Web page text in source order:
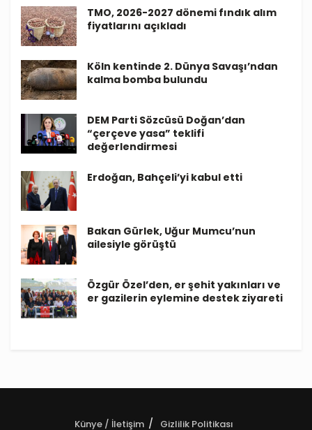
TMO, 2026-2027 dönemi fındık alım
fiyatlarını açıkladı
Köln kentinde 2. Dünya Savaşı’ndan
kalma bomba bulundu
DEM Parti Sözcüsü Doğan’dan
“çerçeve yasa” teklifi
değerlendirmesi
Erdoğan, Bahçeli’yi kabul etti
Bakan Gürlek, Uğur Mumcu’nun
ailesiyle görüştü
Özgür Özel’den, er şehit yakınları ve
er gazilerin eylemine destek ziyareti
Künye / İletişim Gizlilik Politikası